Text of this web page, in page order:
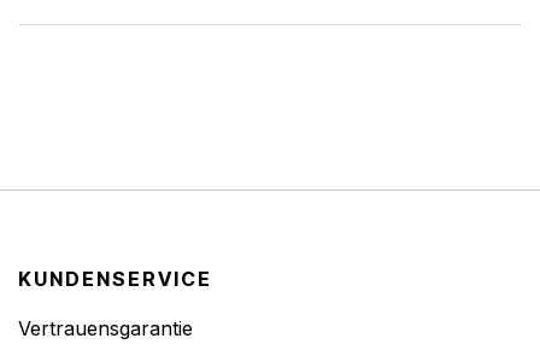
KUNDENSERVICE
Vertrauensgarantie